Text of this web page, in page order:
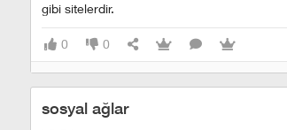
gibi sitelerdir.
0 0
sosyal ağlar